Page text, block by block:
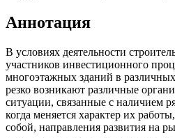
Аннотация
В условиях деятельности
участников инвестиционного
многоэтажных зданий в
резко возникают различные
ситуации, связанные с наличием
когда меняется характер их
собой, направления развития на